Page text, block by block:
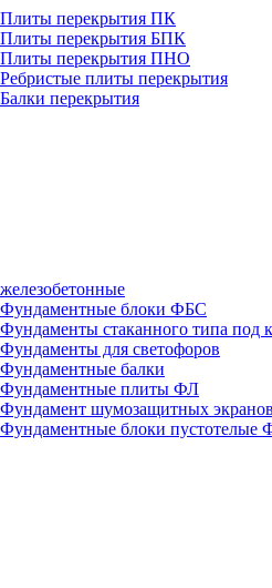
Плиты перекрытия ПК
Плиты перекрытия БПК
Плиты перекрытия ПНО
Ребристые плиты перекрытия
Балки перекрытия
железобетонные
Фундаментные блоки ФБС
Фундаменты стаканного типа под
Фундаменты для светофоров
Фундаментные балки
Фундаментные плиты ФЛ
Фундамент шумозащитных экранов
Фундаментные блоки пустотелые